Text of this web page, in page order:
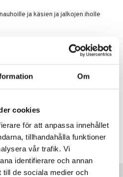
Om
cookies
för att anpassa innehållet
tillhandahålla funktioner
vår trafik. Vi
identifierare och annan
till de sociala medier och
ja käsien ja jalkojen iholle
Cannabis Sativa Seed Oil,
Oil, Parfum (Fragrance), Benzyl
tuotteet